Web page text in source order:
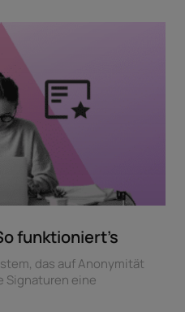
funktioniert’s
das auf Anonymität
Signaturen eine